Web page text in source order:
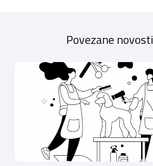
Povezane novosti